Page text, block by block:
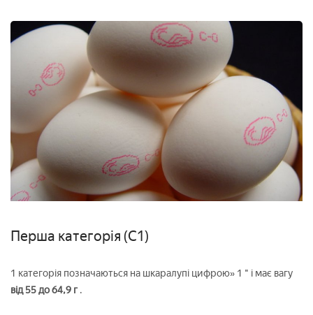
Перша категорія (С1)
1 категорія позначаються на шкаралупі цифрою» 1 " і має вагу
від 55 до 64,9 г .